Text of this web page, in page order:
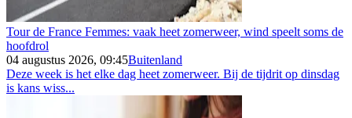
Tour de France Femmes: vaak heet zomerweer, wind speelt soms de
hoofdrol
04 augustus 2026, 09:45Buitenland
Deze week is het elke dag heet zomerweer. Bij de tijdrit op dinsdag
is kans wiss...